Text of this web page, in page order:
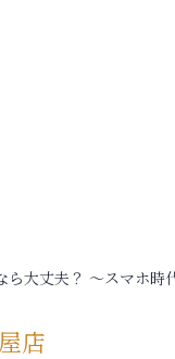
ら大丈夫？ ～スマホ時
店